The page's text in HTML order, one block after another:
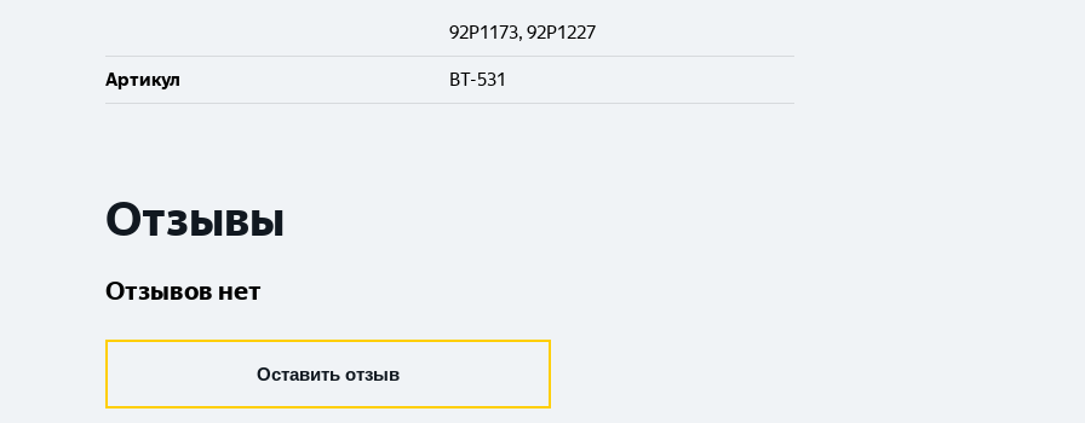
92P1173, 92P1227
Артикул BT-531
Отзывы
Отзывов нет
Оставить отзыв